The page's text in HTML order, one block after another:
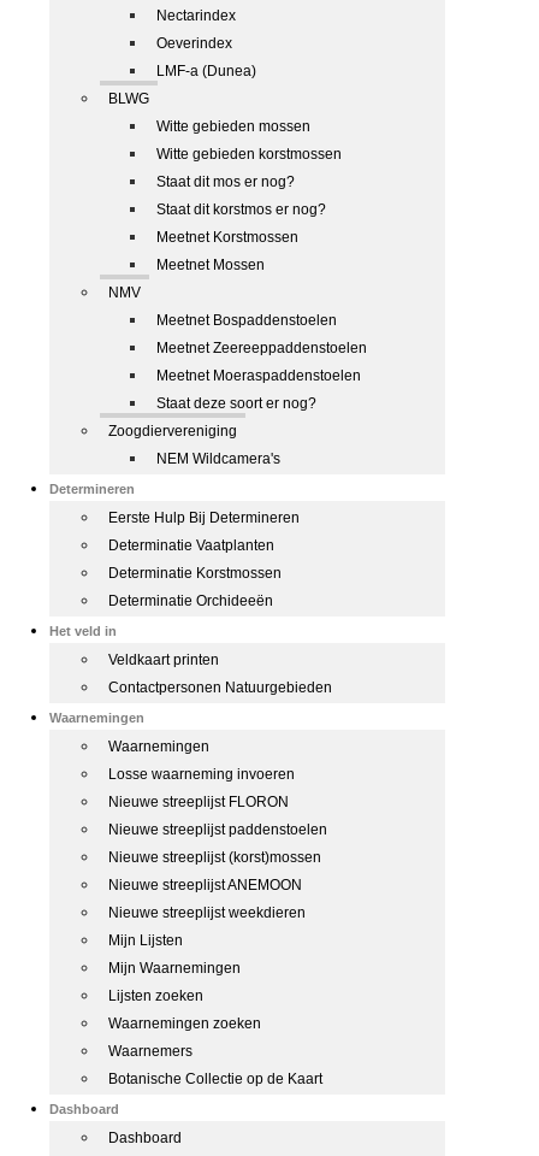
Nectarindex
Oeverindex
LMF-a (Dunea)
BLWG
Witte gebieden mossen
Witte gebieden korstmossen
Staat dit mos er nog?
Staat dit korstmos er nog?
Meetnet Korstmossen
Meetnet Mossen
NMV
Meetnet Bospaddenstoelen
Meetnet Zeereeppaddenstoelen
Meetnet Moeraspaddenstoelen
Staat deze soort er nog?
Zoogdiervereniging
NEM Wildcamera's
Determineren
Eerste Hulp Bij Determineren
Determinatie Vaatplanten
Determinatie Korstmossen
Determinatie Orchideeën
Het veld in
Veldkaart printen
Contactpersonen Natuurgebieden
Waarnemingen
Waarnemingen
Losse waarneming invoeren
Nieuwe streeplijst FLORON
Nieuwe streeplijst paddenstoelen
Nieuwe streeplijst (korst)mossen
Nieuwe streeplijst ANEMOON
Nieuwe streeplijst weekdieren
Mijn Lijsten
Mijn Waarnemingen
Lijsten zoeken
Waarnemingen zoeken
Waarnemers
Botanische Collectie op de Kaart
Dashboard
Dashboard